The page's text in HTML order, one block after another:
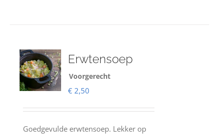
Erwtensoep
Voorgerecht
€ 2,50
Goedgevulde erwtensoep. Lekker op